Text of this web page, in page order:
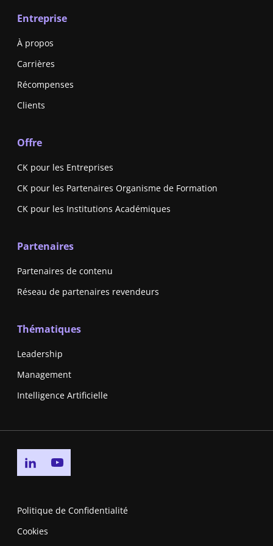
Entreprise
À propos
Carrières
Récompenses
Clients
Offre
CK pour les Entreprises
CK pour les Partenaires Organisme de Formation
CK pour les Institutions Académiques
Partenaires
Partenaires de contenu
Réseau de partenaires revendeurs
Thématiques
Leadership
Management
Intelligence Artificielle
Go to linkedin page
Politique de Confidentialité
Cookies